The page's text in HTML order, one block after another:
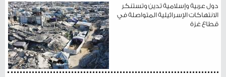
دول عربية وإسلامية تدين وتستنكر
الانتهاكات الإسرائيلية المتواصلة في
قطاع غزة